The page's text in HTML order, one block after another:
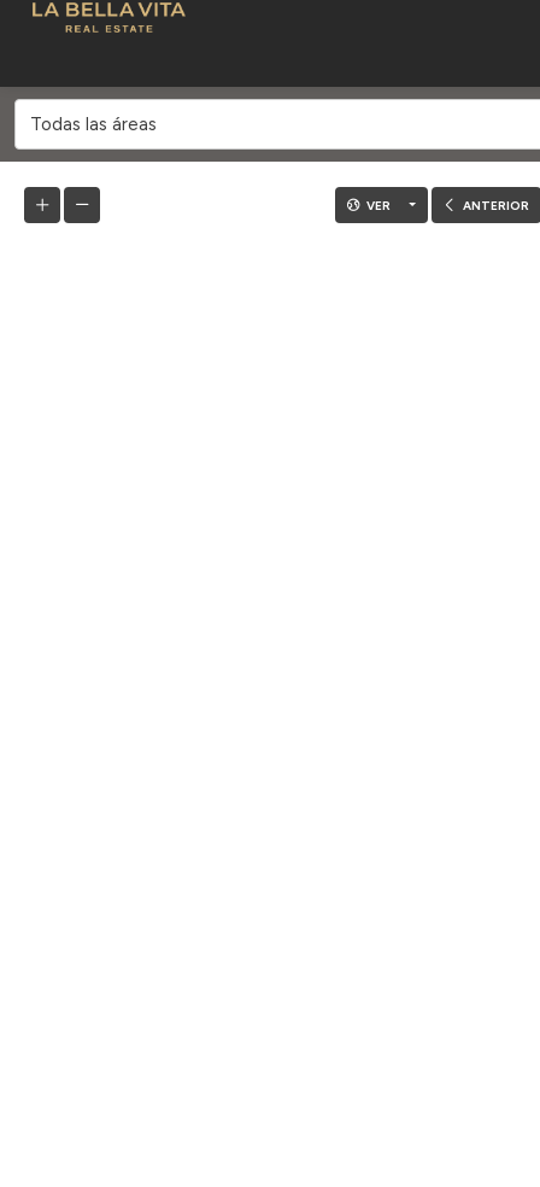
Todas las áreas
VER ANTERIOR